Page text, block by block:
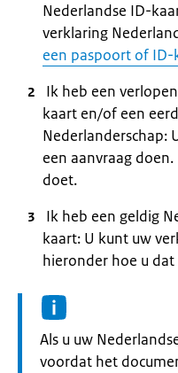
Nederlandse ID-
verklaring
een paspoort of ID-
Ik heb een
kaart en/of een
Nederlanderschap:
een aanvraag
doet.
Ik heb een geldig
kaart: U kunt uw
hieronder hoe u
Informatie:
Als u uw
voordat het